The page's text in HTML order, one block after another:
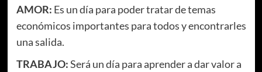
AMOR: Es un día para poder tratar de temas
económicos importantes para todos y encontrarles
una salida.
TRABAJO:Será un día para aprender a dar valor a